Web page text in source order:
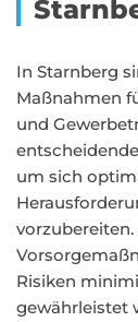
In Starnberg
Maßnahmen
und
um sich
Risiken
gewährleistet